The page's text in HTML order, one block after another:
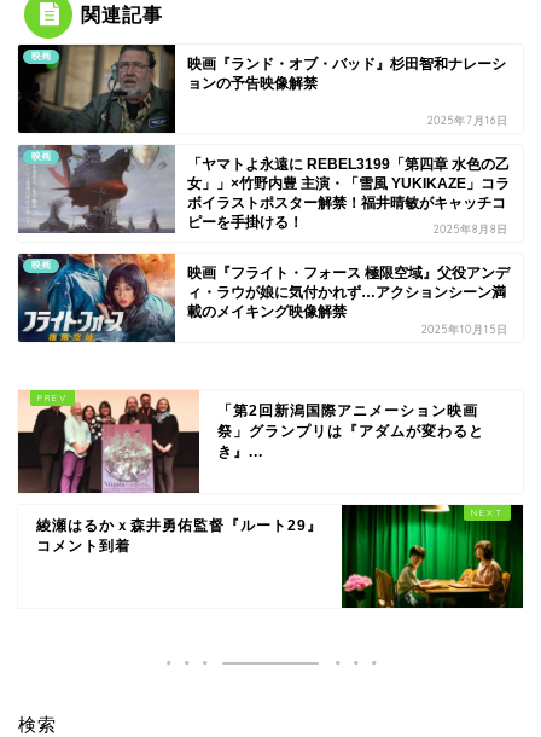
関連記事
映画
映画『ランド・オブ・バッド』杉田智和ナレーシ
ョンの予告映像解禁
2025年7月16日
映画
「ヤマトよ永遠に REBEL3199「第四章 水色の乙
女」」×竹野内豊 主演・「雪風 YUKIKAZE」コラ
ボイラストポスター解禁！福井晴敏がキャッチコ
ピーを手掛ける！
2025年8月8日
映画
映画『フライト・フォース 極限空域』父役アンデ
ィ・ラウが娘に気付かれず…アクションシーン満
載のメイキング映像解禁
2025年10月15日
「第2回新潟国際アニメーション映画
祭」グランプリは『アダムが変わると
き』...
綾瀬はるかｘ森井勇佑監督『ルート29』
コメント到着
検索